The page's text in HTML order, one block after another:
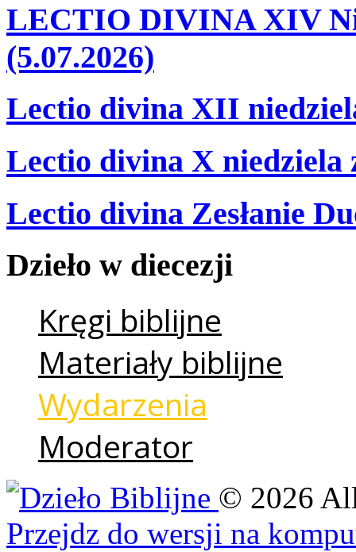
LECTIO DIVINA XIV
(5.07.2026)
Lectio divina XII
Lectio divina X niedziela
Lectio divina Zesłanie
Dzieło w diecezji
Kręgi biblijne
Materiały biblijne
Wydarzenia
Moderator
© 2026
Przejdz do wersji na